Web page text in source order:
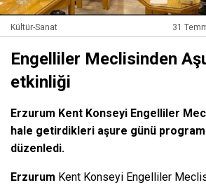
Kültür-Sanat 31
Engelliler Meclisinden
etkinliği
Erzurum Kent Konseyi Engelliler
hale getirdikleri aşure günü
düzenledi.
Erzurum Kent Konseyi Engelliler